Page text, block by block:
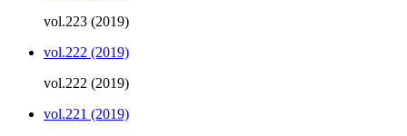
vol.223 (2019)
vol.222 (2019)
vol.222 (2019)
vol.221 (2019)